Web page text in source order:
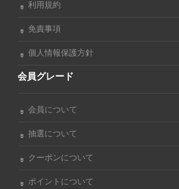
利用規約
免責事項
個人情報保護方針
会員グレード
会員について
抽選について
クーポンについて
ポイントについて